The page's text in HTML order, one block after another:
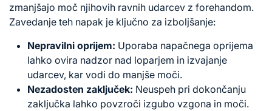
zmanjšajo moč njihovih ravnih udarcev z forehandom.
Zavedanje teh napak je ključno za izboljšanje:
Nepravilni oprijem: Uporaba napačnega oprijema
lahko ovira nadzor nad loparjem in izvajanje
udarcev, kar vodi do manjše moči.
Nezadosten zaključek: Neuspeh pri dokončanju
zaključka lahko povzroči izgubo vzgona in moči.